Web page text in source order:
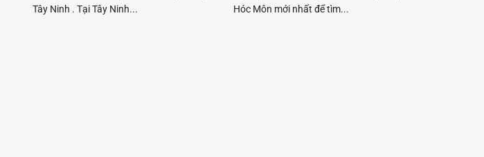
Tây Ninh . Tại Tây Ninh...
Hóc Môn mới nhất để tìm...